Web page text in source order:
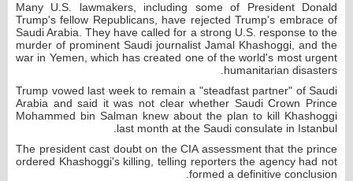
Many U.S. lawmakers, including some of President Donald
Trump's fellow Republicans, have rejected Trump's embrace of
Saudi Arabia. They have called for a strong U.S. response to the
murder of prominent Saudi journalist Jamal Khashoggi, and the
war in Yemen, which has created one of the world's most urgent
humanitarian disasters.
Trump vowed last week to remain a "steadfast partner" of Saudi
Arabia and said it was not clear whether Saudi Crown Prince
Mohammed bin Salman knew about the plan to kill Khashoggi
last month at the Saudi consulate in Istanbul.
The president cast doubt on the CIA assessment that the prince
ordered Khashoggi's killing, telling reporters the agency had not
formed a definitive conclusion.